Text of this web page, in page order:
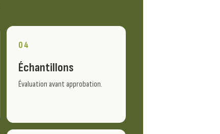
04
Échantillons
Évaluation avant approbation.